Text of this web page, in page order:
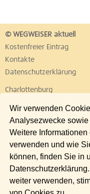
Wir verwenden
Analysezwecke
Weitere
verwenden und wie
können, finden Sie in
weiter verwenden,
© WEGWEISER aktuell
Kostenfreier Eintrag
Kontakte
Datenschutzerklärung
Charlottenburg
Lichtenberg
Pankow
Reinickendorf
Spandau
Tempelhof